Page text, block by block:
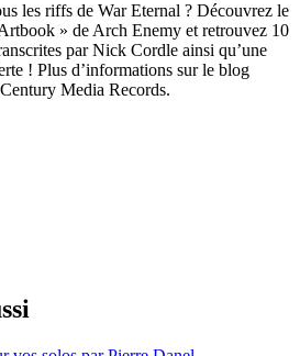
les riffs de War Eternal ? Découvrez le
» de Arch Enemy et retrouvez 10
par Nick Cordle ainsi qu’une
! Plus d’informations sur le blog
Media Records.